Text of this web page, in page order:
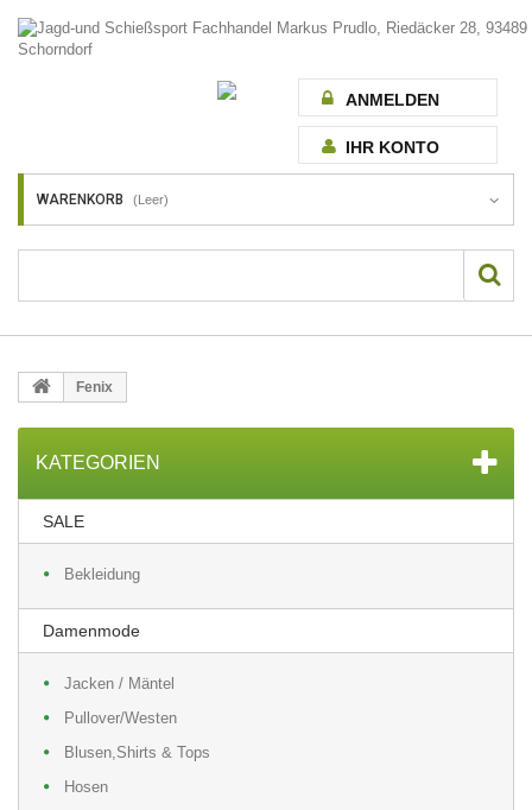
ANMELDEN
IHR KONTO
WARENKORB (Leer)
Fenix
KATEGORIEN
SALE
Bekleidung
Damenmode
Jacken / Mäntel
Pullover/Westen
Blusen,Shirts & Tops
Hosen